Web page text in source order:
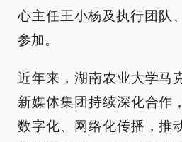
心主任王小杨及执行团队
参加。
近年来，湖南农业大学马
新媒体集团持续深化合作
数字化、网络化传播，推